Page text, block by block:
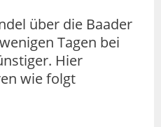
über die Baader
Tagen bei
Hier
wie folgt